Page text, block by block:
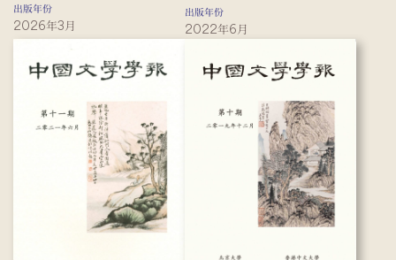
出版年份
2026年3月
出版年份
2022年6月